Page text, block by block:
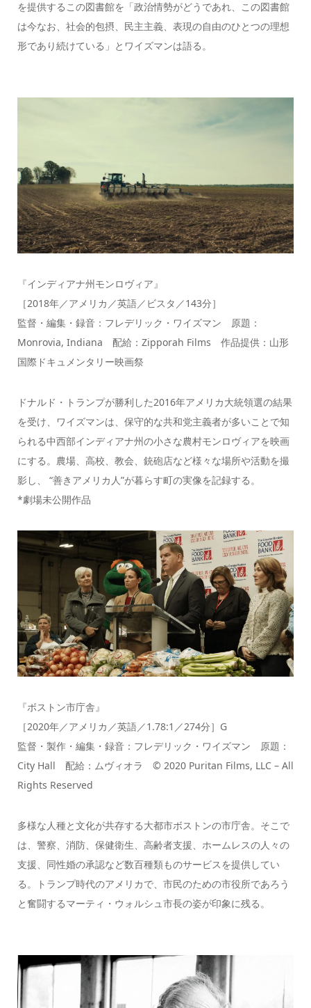
を提供するこの図書館を「政治情勢がどうであれ、この図書館
は今なお、社会的包摂、民主主義、表現の自由のひとつの理想
形であり続けている」とワイズマンは語る。
『インディアナ州モンロヴィア』
［2018年／アメリカ／英語／ビスタ／143分］
監督・編集・録音：フレデリック・ワイズマン 原題：
Monrovia, Indiana 配給：Zipporah Films 作品提供：山形
国際ドキュメンタリー映画祭
ドナルド・トランプが勝利した2016年アメリカ大統領選の結果
を受け、ワイズマンは、保守的な共和党主義者が多いことで知
られる中西部インディアナ州の小さな農村モンロヴィアを映画
にする。農場、高校、教会、銃砲店など様々な場所や活動を撮
影し、 “善きアメリカ人”が暮らす町の実像を記録する。
*劇場未公開作品
『ボストン市庁舎』
［2020年／アメリカ／英語／1.78:1／274分］G
監督・製作・編集・録音：フレデリック・ワイズマン 原題：
City Hall 配給：ムヴィオラ © 2020 Puritan Films, LLC – All
Rights Reserved
多様な人種と文化が共存する大都市ボストンの市庁舎。そこで
は、警察、消防、保健衛生、高齢者支援、ホームレスの人々の
支援、同性婚の承認など数百種類ものサービスを提供してい
る。トランプ時代のアメリカで、市民のための市役所であろう
と奮闘するマーティ・ウォルシュ市長の姿が印象に残る。